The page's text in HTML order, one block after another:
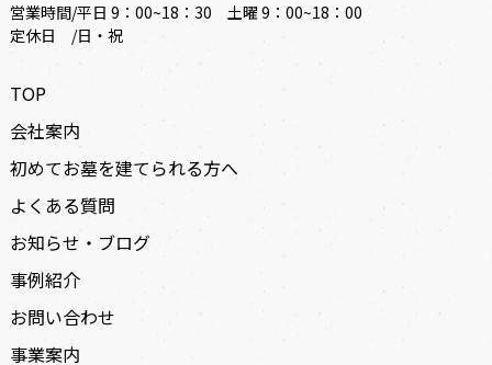
営業時間/平日 9：00~18：30 土曜 9：00~18：00
定休日 /日・祝
TOP
会社案内
初めてお墓を建てられる方へ
よくある質問
お知らせ・ブログ
事例紹介
お問い合わせ
事業案内